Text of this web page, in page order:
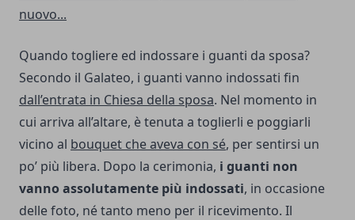
nuovo...
Quando togliere ed indossare i guanti da sposa?
Secondo il Galateo, i guanti vanno indossati fin
dall’entrata in Chiesa della sposa. Nel momento in
cui arriva all’altare, è tenuta a toglierli e poggiarli
vicino al bouquet che aveva con sé, per sentirsi un
po’ più libera. Dopo la cerimonia, i guanti non
vanno assolutamente più indossati, in occasione
delle foto, né tanto meno per il ricevimento. Il